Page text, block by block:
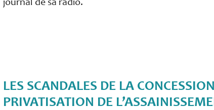
journal de sa radio.
LES SCANDALES DE LA
PRIVATISATION DE